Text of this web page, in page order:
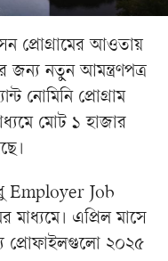
প্রোগ্রামের আওতায়
জন্য নতুন আমন্ত্রণপত্র
নোমিনি প্রোগ্রাম
মোট ১ হাজার
Employer Job
এপ্রিল মাসে
প্রোফাইলগুলো ২০২৫